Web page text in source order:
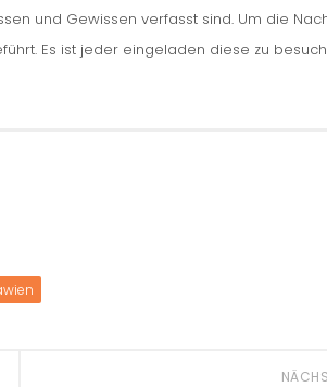
und Gewissen verfasst sind. Um die
Es ist jeder eingeladen diese zu